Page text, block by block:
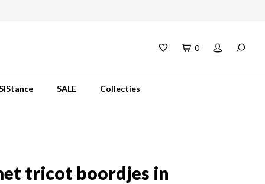
0
SALE Collecties
tricot boordjes in